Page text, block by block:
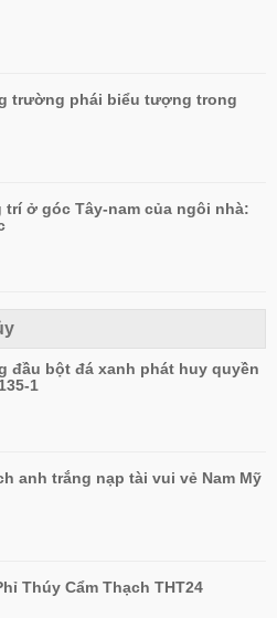
trường phái biểu tượng trong
ở góc Tây-nam của ngôi nhà:
đầu bột đá xanh phát huy quyền
1
anh trắng nạp tài vui vẻ Nam Mỹ
Thúy Cẩm Thạch THT24